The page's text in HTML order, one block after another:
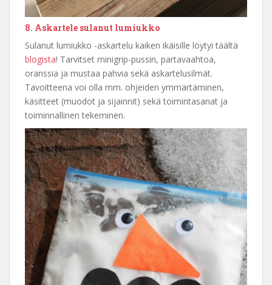
8. Askartele sulanut lumiukko
Sulanut lumiukko -askartelu kaiken ikäisille löytyi täältä
blogista! Tarvitset minigrip-pussin, partavaahtoa,
oranssia ja mustaa pahvia sekä askartelusilmät.
Tavoitteena voi olla mm. ohjeiden ymmärtäminen,
käsitteet (muodot ja sijainnit) sekä toimintasanat ja
toiminnallinen tekeminen.